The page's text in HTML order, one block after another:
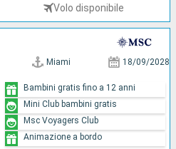
Volo disponibile
Miami 18/09/2028
Bambini gratis fino a 12 anni
Mini Club bambini gratis
Msc Voyagers Club
Animazione a bordo